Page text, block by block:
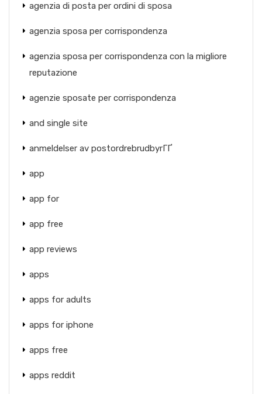
agenzia di posta per ordini di sposa
agenzia sposa per corrispondenza
agenzia sposa per corrispondenza con la migliore
reputazione
agenzie sposate per corrispondenza
and single site
anmeldelser av postordrebrudbyrГҐ
app
app for
app free
app reviews
apps
apps for adults
apps for iphone
apps free
apps reddit